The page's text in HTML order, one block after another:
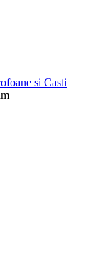
si Casti